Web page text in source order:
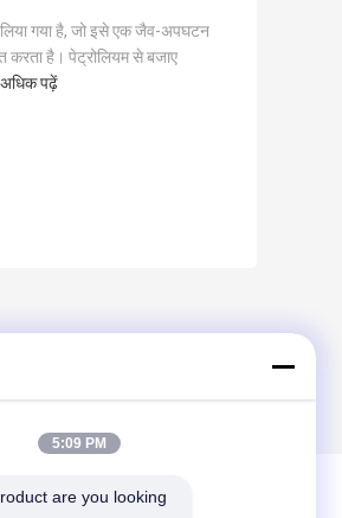
लिया गया है, जो इसे एक जैव-अपघटन
करता है। पेट्रोलियम से बजाए
पढ़ें
5:09 PM
are you looking